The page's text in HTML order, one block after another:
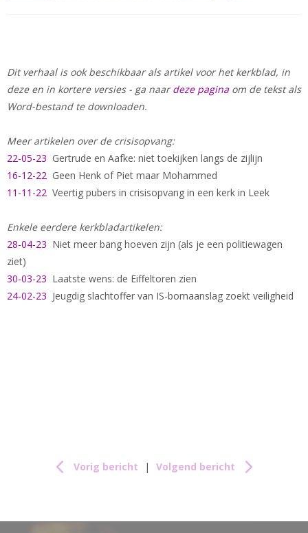
Dit verhaal is ook beschikbaar als artikel voor het kerkblad, in
deze en in kortere versies - ga naardeze pagina om de tekst als
Word-bestand te downloaden.
Meer artikelen over de crisisopvang:
22-05-23 Gertrude en Aafke: niet toekijken langs de zijlijn
16-12-22 Geen Henk of Piet maar Mohammed
11-11-22 Veertig pubers in crisisopvang in een kerk in Leek
Enkele eerdere kerkbladartikelen:
28-04-23 Niet meer bang hoeven zijn (als je een politiewagen
ziet)
30-03-23 Laatste wens: de Eiffeltoren zien
24-02-23 Jeugdig slachtoffer van IS-bomaanslag zoekt veiligheid
Vorig bericht | Volgend bericht